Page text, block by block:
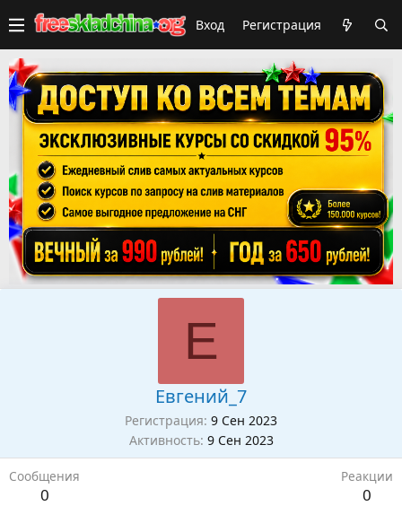
Вход Регистрация
Е
Евгений_7
Регистрация 9 Сен 2023
Активность 9 Сен 2023
Сообщения
0
Реакции
0